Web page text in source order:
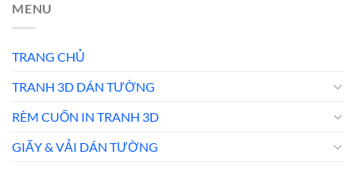
MENU
TRANG CHỦ
TRANH 3D DÁN TƯỜNG
RÈM CUỐN IN TRANH 3D
GIẤY & VẢI DÁN TƯỜNG